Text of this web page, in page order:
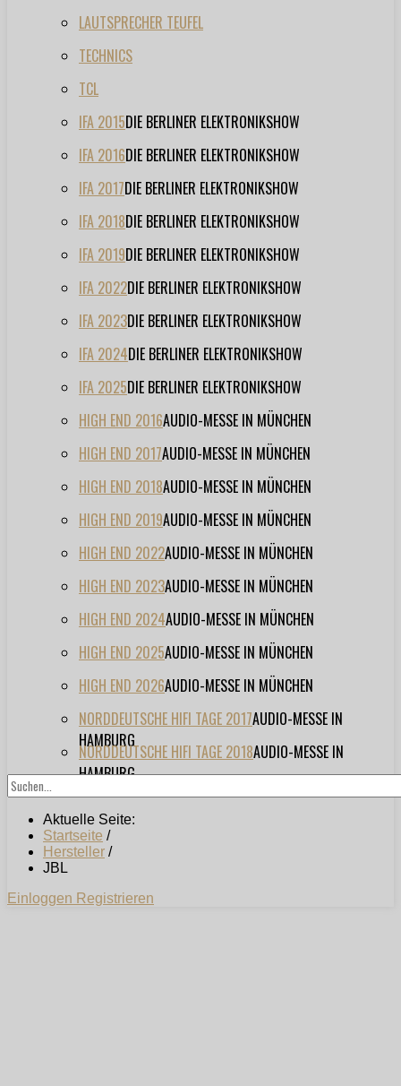
LAUTSPRECHER TEUFEL
TECHNICS
TCL
IFA 2015DIE BERLINER ELEKTRONIKSHOW
IFA 2016DIE BERLINER ELEKTRONIKSHOW
IFA 2017DIE BERLINER ELEKTRONIKSHOW
IFA 2018DIE BERLINER ELEKTRONIKSHOW
IFA 2019DIE BERLINER ELEKTRONIKSHOW
IFA 2022DIE BERLINER ELEKTRONIKSHOW
IFA 2023DIE BERLINER ELEKTRONIKSHOW
IFA 2024DIE BERLINER ELEKTRONIKSHOW
IFA 2025DIE BERLINER ELEKTRONIKSHOW
HIGH END 2016AUDIO-MESSE IN MÜNCHEN
HIGH END 2017AUDIO-MESSE IN MÜNCHEN
HIGH END 2018AUDIO-MESSE IN MÜNCHEN
HIGH END 2019AUDIO-MESSE IN MÜNCHEN
HIGH END 2022AUDIO-MESSE IN MÜNCHEN
HIGH END 2023AUDIO-MESSE IN MÜNCHEN
HIGH END 2024AUDIO-MESSE IN MÜNCHEN
HIGH END 2025AUDIO-MESSE IN MÜNCHEN
HIGH END 2026AUDIO-MESSE IN MÜNCHEN
NORDDEUTSCHE HIFI TAGE 2017AUDIO-MESSE IN
HAMBURG
NORDDEUTSCHE HIFI TAGE 2018AUDIO-MESSE IN
HAMBURG
Aktuelle Seite:
Startseite /
Hersteller /
JBL
Einloggen Registrieren